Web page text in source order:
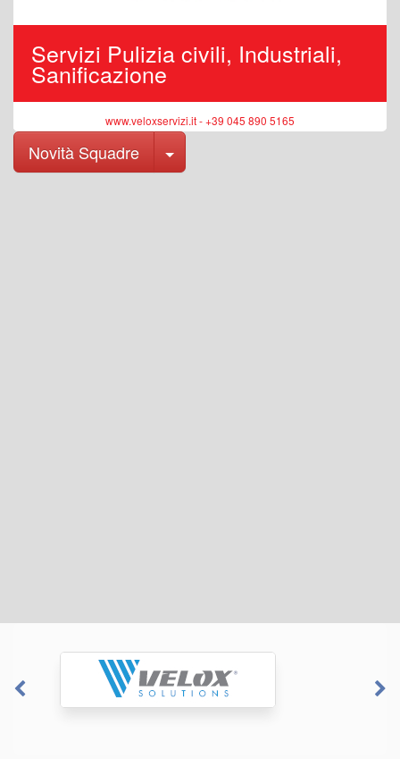
Servizi Pulizia civili, Industriali,
Sanificazione
www.veloxservizi.it - +39 045 890 5165
Novità Squadre Toggle Dropdown